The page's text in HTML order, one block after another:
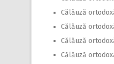
Călăuză
Călăuză
Călăuză
Călăuză